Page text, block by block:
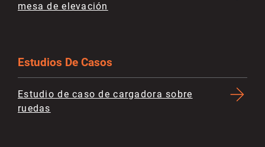
mesa de elevación
Estudios De Casos
Estudio de caso de cargadora sobre
ruedas